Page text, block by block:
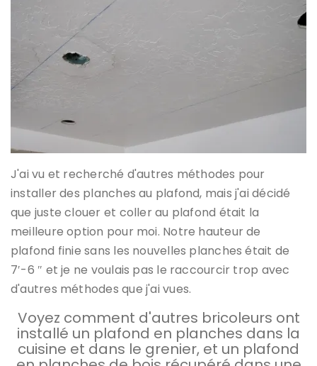
J'ai vu et recherché d'autres méthodes pour
installer des planches au plafond, mais j'ai décidé
que juste clouer et coller au plafond était la
meilleure option pour moi. Notre hauteur de
plafond finie sans les nouvelles planches était de
7′-6 ″ et je ne voulais pas le raccourcir trop avec
d'autres méthodes que j'ai vues.
Voyez comment d'autres bricoleurs ont
installé un plafond en planches dans la
cuisine et dans le grenier, et un plafond